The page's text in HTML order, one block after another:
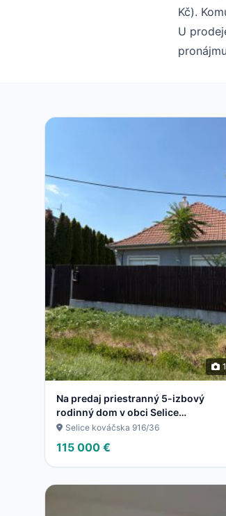
Kč).
U
Na predaj priestranný 5-izbový
rodinný dom v obci Selice
pripravený stať sa vaším novým
Selice kováčska 916/36
115 000 €